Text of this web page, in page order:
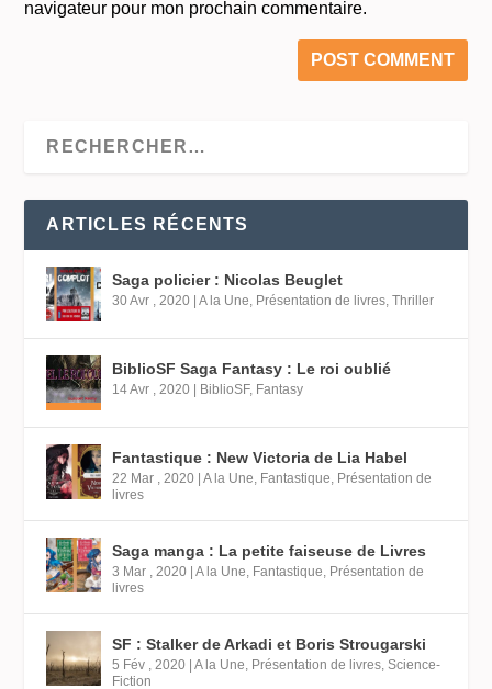
navigateur pour mon prochain commentaire.
ARTICLES RÉCENTS
Saga policier : Nicolas Beuglet
30 Avr , 2020 |A la Une Présentation de livres ,Thriller
BiblioSF Saga Fantasy : Le roi oublié
14 Avr , 2020 | BiblioSF, Fantasy
Fantastique : New Victoria de Lia Habel
22 Mar , 2020 |A la Une Fantastique Présentation de
livres
Saga manga : La petite faiseuse de Livres
3 Mar , 2020 |A la Une Fantastique Présentation de
livres
SF : Stalker de Arkadi et Boris Strougarski
5 Fév , 2020 |A la Une Présentation de livres ,Science-
Fiction